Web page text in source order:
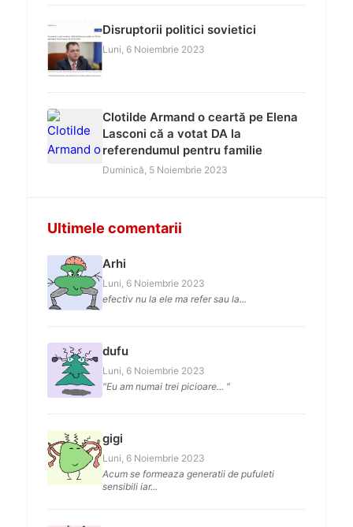
Disruptorii politici sovietici
Luni, 6 Noiembrie 2023
Clotilde Armand o ceartă pe Elena
Lasconi că a votat DA la
referendumul pentru familie
Duminică, 5 Noiembrie 2023
Ultimele comentarii
Arhi
Luni, 6 Noiembrie 2023
efectiv nu la ele ma refer sau la...
dufu
Luni, 6 Noiembrie 2023
"Eu am numai trei picioare... "
gigi
Luni, 6 Noiembrie 2023
Acum se formeaza generatii de pufuleti
sensibili iar...